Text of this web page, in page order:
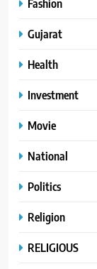
Fashion
Gujarat
Health
Investment
Movie
National
Politics
Religion
RELIGIOUS